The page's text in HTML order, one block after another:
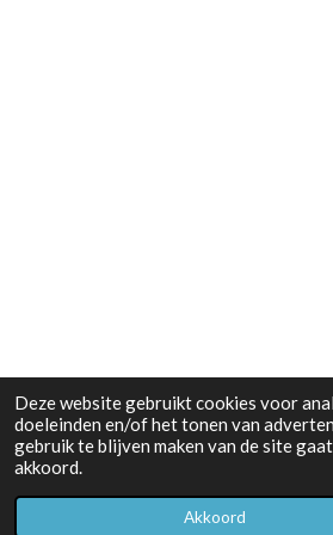
Deze website gebruikt cookies voor
doeleinden en/of het tonen van
gebruik te blijven maken van de site
akkoord.
Akkoord